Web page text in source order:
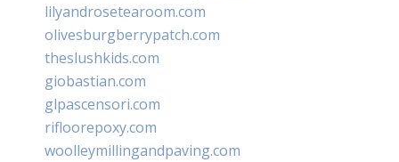
lilyandrosetearoom.com
olivesburgberrypatch.com
theslushkids.com
giobastian.com
glpascensori.com
rifloorepoxy.com
woolleymillingandpaving.com